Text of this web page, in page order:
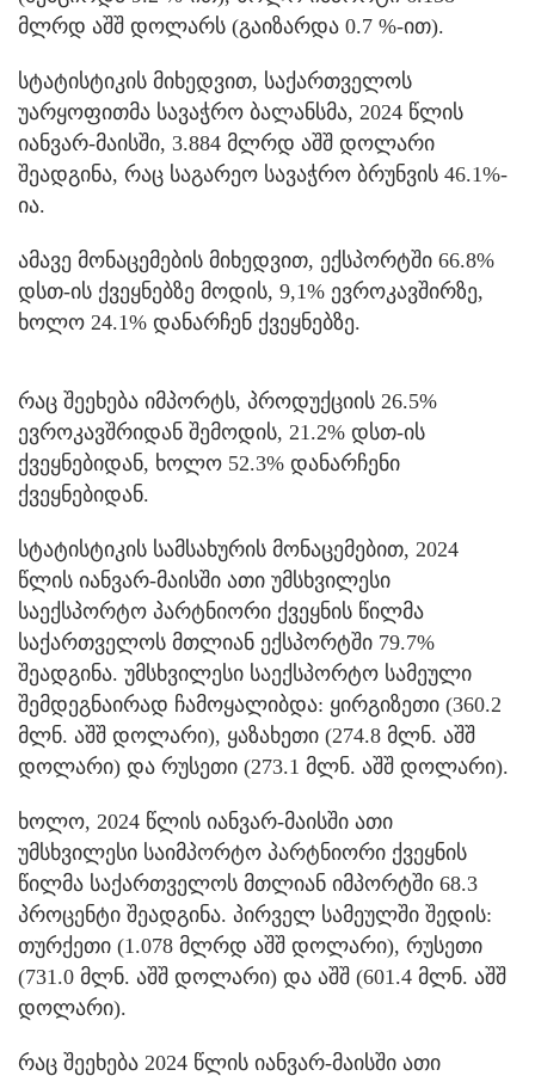
მლრდ აშშ დოლარს (გაიზარდა 0.7 %-ით).
სტატისტიკის მიხედვით, საქართველოს
უარყოფითმა სავაჭრო ბალანსმა, 2024 წლის
იანვარ-მაისში, 3.884 მლრდ აშშ დოლარი
შეადგინა, რაც საგარეო სავაჭრო ბრუნვის 46.1%-
ია.
ამავე მონაცემების მიხედვით, ექსპორტში 66.8%
დსთ-ის ქვეყნებზე მოდის, 9,1% ევროკავშირზე,
ხოლო 24.1% დანარჩენ ქვეყნებზე.
რაც შეეხება იმპორტს, პროდუქციის 26.5%
ევროკავშრიდან შემოდის, 21.2% დსთ-ის
ქვეყნებიდან, ხოლო 52.3% დანარჩენი
ქვეყნებიდან.
სტატისტიკის სამსახურის მონაცემებით, 2024
წლის იანვარ-მაისში ათი უმსხვილესი
საექსპორტო პარტნიორი ქვეყნის წილმა
საქართველოს მთლიან ექსპორტში 79.7%
შეადგინა. უმსხვილესი საექსპორტო სამეული
შემდეგნაირად ჩამოყალიბდა: ყირგიზეთი (360.2
მლნ. აშშ დოლარი), ყაზახეთი (274.8 მლნ. აშშ
დოლარი) და რუსეთი (273.1 მლნ. აშშ დოლარი).
ხოლო, 2024 წლის იანვარ-მაისში ათი
უმსხვილესი საიმპორტო პარტნიორი ქვეყნის
წილმა საქართველოს მთლიან იმპორტში 68.3
პროცენტი შეადგინა. პირველ სამეულში შედის:
თურქეთი (1.078 მლრდ აშშ დოლარი), რუსეთი
(731.0 მლნ. აშშ დოლარი) და აშშ (601.4 მლნ. აშშ
დოლარი).
რაც შეეხება 2024 წლის იანვარ-მაისში ათი